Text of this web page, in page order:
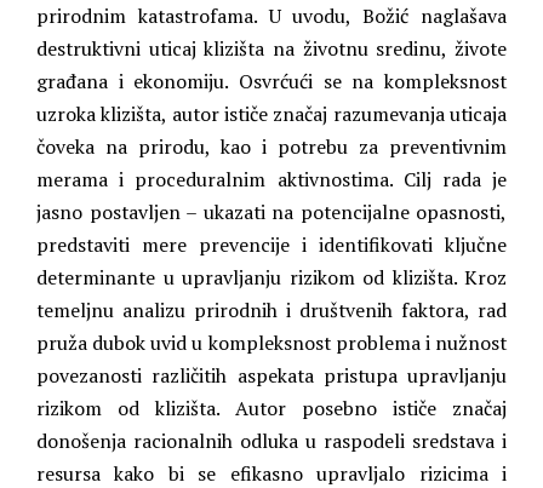
prirodnim katastrofama. U uvodu, Božić naglašava
destruktivni uticaj klizišta na životnu sredinu, živote
građana i ekonomiju. Osvrćući se na kompleksnost
uzroka klizišta, autor ističe značaj razumevanja uticaja
čoveka na prirodu, kao i potrebu za preventivnim
merama i proceduralnim aktivnostima. Cilj rada je
jasno postavljen – ukazati na potencijalne opasnosti,
predstaviti mere prevencije i identifikovati ključne
determinante u upravljanju rizikom od klizišta. Kroz
temeljnu analizu prirodnih i društvenih faktora, rad
pruža dubok uvid u kompleksnost problema i nužnost
povezanosti različitih aspekata pristupa upravljanju
rizikom od klizišta. Autor posebno ističe značaj
donošenja racionalnih odluka u raspodeli sredstava i
resursa kako bi se efikasno upravljalo rizicima i